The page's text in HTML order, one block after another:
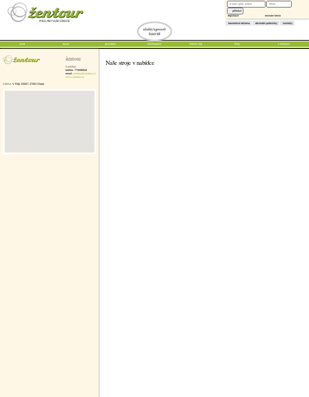
registrace neznám heslo
bannerová reklama obchodní podmínky kontakty
úvod bazar pozvánky vložit/upravit firemní stáj firmy o žentouru
žentour
Kontakty:
telefon: 773596944
email: zentour@zentour.cz
www.zentour.cz
Adresa: V Ráji 1334/7, 27401 Slaný
Naše stroje v nabídce